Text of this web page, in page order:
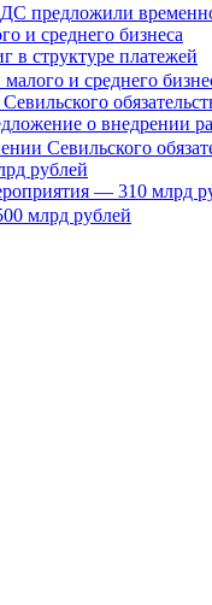
и среднего бизнеса
в структуре платежей
о
рублей
— 310 млрд